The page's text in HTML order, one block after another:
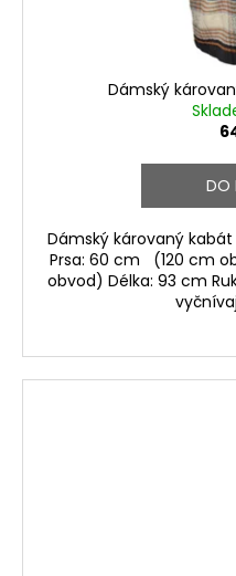
Dámský
DO
Dámský károvaný kabát
Prsa: 60 cm (120 cm
obvod) Délka: 93 cm